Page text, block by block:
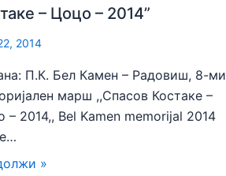
– Цоцо – 2014”
2014
П.К. Бел Камен – Радовиш, 8-ми
марш ,,Спасов Костаке –
– 2014,, Bel Kamen memorijal 2014
»